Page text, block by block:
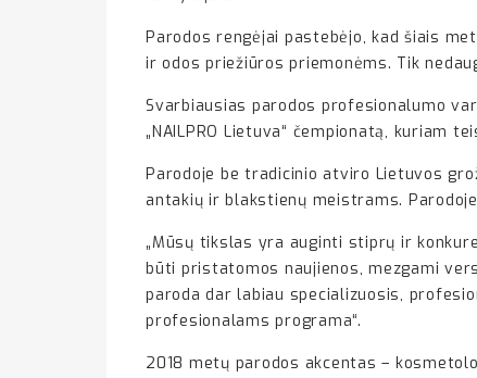
Parodos rengėjai pastebėjo, kad šiais
ir odos priežiūros priemonėms. Tik
Svarbiausias parodos profesionalumo
„NAILPRO Lietuva“ čempionatą, kuriam
Parodoje be tradicinio atviro Lietuvos
antakių ir blakstienų meistrams.
„Mūsų tikslas yra auginti stiprų ir
būti pristatomos naujienos, mezgami
paroda dar labiau specializuosis,
profesionalams programa“.
2018 metų parodos akcentas –